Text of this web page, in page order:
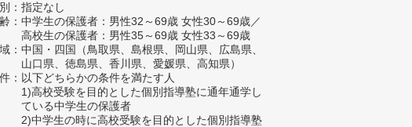
：指定なし
：中学生の保護者：男性32～69歳 女性30～69歳／
高校生の保護者：男性35～69歳 女性33～69歳
：中国・四国（鳥取県、島根県、岡山県、広島県、
山口県、徳島県、香川県、愛媛県、高知県）
：以下どちらかの条件を満たす人
1)高校受験を目的とした個別指導塾に通年通学し
ている中学生の保護者
2)中学生の時に高校受験を目的とした個別指導塾